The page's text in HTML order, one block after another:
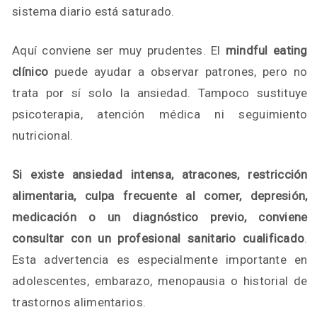
sistema diario está saturado.
Aquí conviene ser muy prudentes. El mindful eating
clínico puede ayudar a observar patrones, pero no
trata por sí solo la ansiedad. Tampoco sustituye
psicoterapia, atención médica ni seguimiento
nutricional.
Si existe ansiedad intensa, atracones, restricción
alimentaria, culpa frecuente al comer, depresión,
medicación o un diagnóstico previo, conviene
consultar con un profesional sanitario cualificado.
Esta advertencia es especialmente importante en
adolescentes, embarazo, menopausia o historial de
trastornos alimentarios.